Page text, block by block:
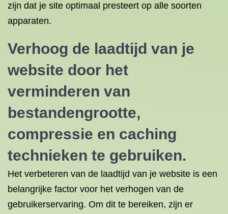
zijn dat je site optimaal presteert op alle soorten
apparaten.
Verhoog de laadtijd van je
website door het
verminderen van
bestandengrootte,
compressie en caching
technieken te gebruiken.
Het verbeteren van de laadtijd van je website is een
belangrijke factor voor het verhogen van de
gebruikerservaring. Om dit te bereiken, zijn er